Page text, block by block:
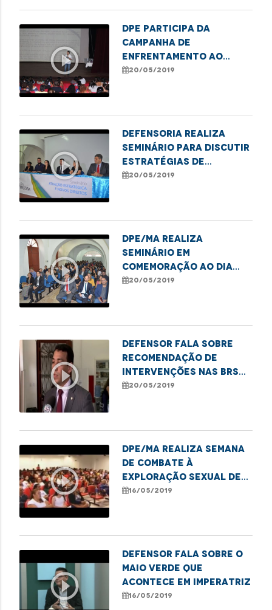
play_circle_outline
DPE participa da
Campanha de
Enfrentamento ao
Abuso Sexual Infantil
20/05/2019
play_circle_outline
Defensoria realiza
seminário para discutir
estratégias de
promoção dos direitos
20/05/2019
play_circle_outline
DPE/MA realiza
Seminário em
comemoração ao Dia
Nacional da Defensoria
20/05/2019
play_circle_outline
Defensor fala sobre
recomendação de
intervenções nas BRs
135 e 222
20/05/2019
play_circle_outline
DPE/MA realiza semana
de combate à
exploração sexual de
crianças e
16/05/2019
play_circle_outline
Defensor fala sobre o
Maio Verde que
acontece em Imperatriz
16/05/2019